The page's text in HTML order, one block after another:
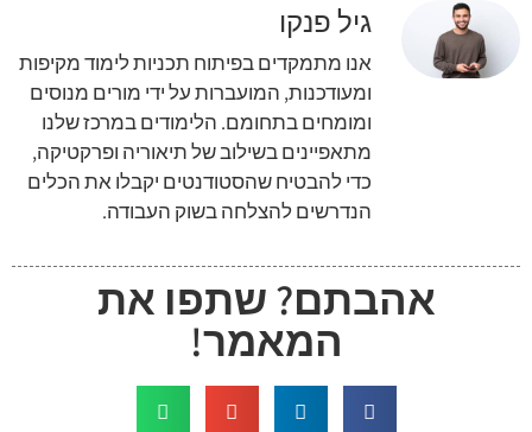
גיל פנקו
אנו מתמקדים בפיתוח תכניות לימוד מקיפות
ומעודכנות, המועברות על ידי מורים מנוסים
ומומחים בתחומם. הלימודים במרכז שלנו
מתאפיינים בשילוב של תיאוריה ופרקטיקה,
כדי להבטיח שהסטודנטים יקבלו את הכלים
הנדרשים להצלחה בשוק העבודה.
אהבתם? שתפו את
המאמר!